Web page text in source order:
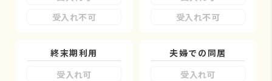
受入れ不可
受入れ不可
終末期利用
受入れ可
夫婦での同居
受入れ可